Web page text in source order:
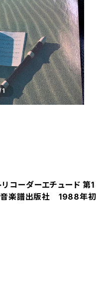
1
コーダーエチュード 第1
音楽譜出版社 1988年初